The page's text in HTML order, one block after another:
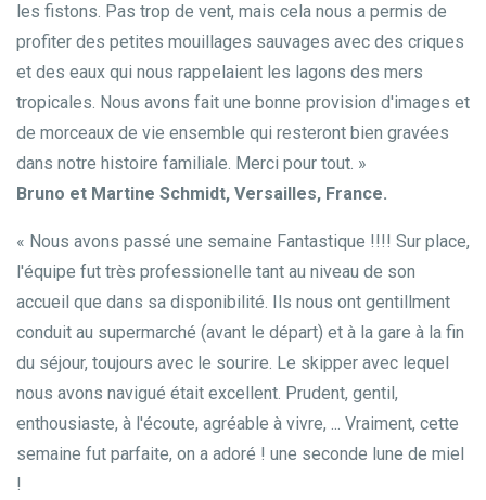
les fistons. Pas trop de vent, mais cela nous a permis de
profiter des petites mouillages sauvages avec des criques
et des eaux qui nous rappelaient les lagons des mers
tropicales. Nous avons fait une bonne provision d'images et
de morceaux de vie ensemble qui resteront bien gravées
dans notre histoire familiale. Merci pour tout. »
Bruno et Martine Schmidt, Versailles, France.
« Nous avons passé une semaine Fantastique !!!! Sur place,
l'équipe fut très professionelle tant au niveau de son
accueil que dans sa disponibilité. Ils nous ont gentillment
conduit au supermarché (avant le départ) et à la gare à la fin
du séjour, toujours avec le sourire. Le skipper avec lequel
nous avons navigué était excellent. Prudent, gentil,
enthousiaste, à l'écoute, agréable à vivre, ... Vraiment, cette
semaine fut parfaite, on a adoré ! une seconde lune de miel
!